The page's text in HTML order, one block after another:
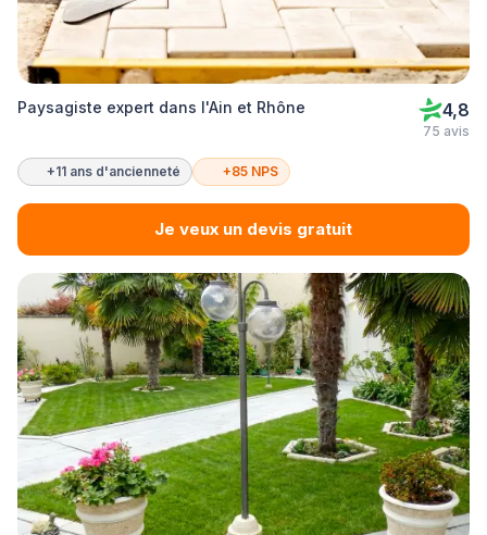
Paysagiste expert dans l'Ain et Rhône 4,8
75 avis
+11 ans d'ancienneté +85 NPS
Je veux un devis gratuit